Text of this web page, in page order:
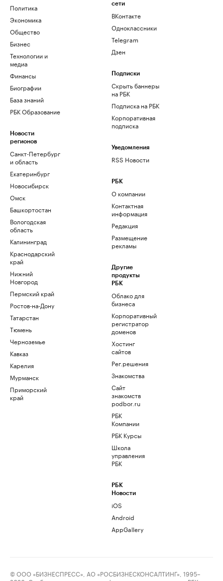
Политика
Экономика
Общество
Бизнес
Технологии и
медиа
Финансы
Биографии
База знаний
РБК Образование
Новости
регионов
Санкт-Петербург
и область
Екатеринбург
Новосибирск
Омск
Башкортостан
Вологодская
область
Калининград
Краснодарский
край
Нижний
Новгород
Пермский край
Ростов-на-Дону
Татарстан
Тюмень
Черноземье
Кавказ
Карелия
Мурманск
Приморский
край
сети
ВКонтакте
Одноклассники
Telegram
Дзен
Подписки
Скрыть баннеры
на РБК
Подписка на РБК
Корпоративная
подписка
Уведомления
RSS Новости
РБК
О компании
Контактная
информация
Редакция
Размещение
рекламы
Другие
продукты
РБК
Облако для
бизнеса
Корпоративный
регистратор
доменов
Хостинг
сайтов
Рег.решения
Знакомства
Сайт
знакомств
podbor.ru
РБК
Компании
РБК Курсы
Школа
управления
РБК
РБК
Новости
iOS
Android
AppGallery
© ООО «БИЗНЕСПРЕСС», АО «РОСБИЗНЕСКОНСАЛТИНГ», 1995–